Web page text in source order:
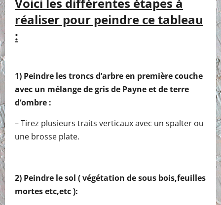
réaliser pour peindre ce tableau
:
1) Peindre les troncs d’arbre en première couche
avec un mélange de gris de Payne et de terre
d’ombre :
– Tirez plusieurs traits verticaux avec un spalter ou
une brosse plate.
2) Peindre le sol ( végétation de sous bois,feuilles
mortes etc,etc ):